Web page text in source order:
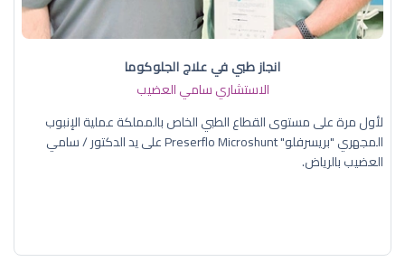
انجاز طبي في علاج الجلوكوما
الاستشاري سامي العضيب
لأول مرة على مستوى القطاع الطبي الخاص بالمملكة عملية الإنبوب
المجهري "بريسرفلو" Preserflo Microshunt على يد الدكتور / سامي
العضيب بالرياض.